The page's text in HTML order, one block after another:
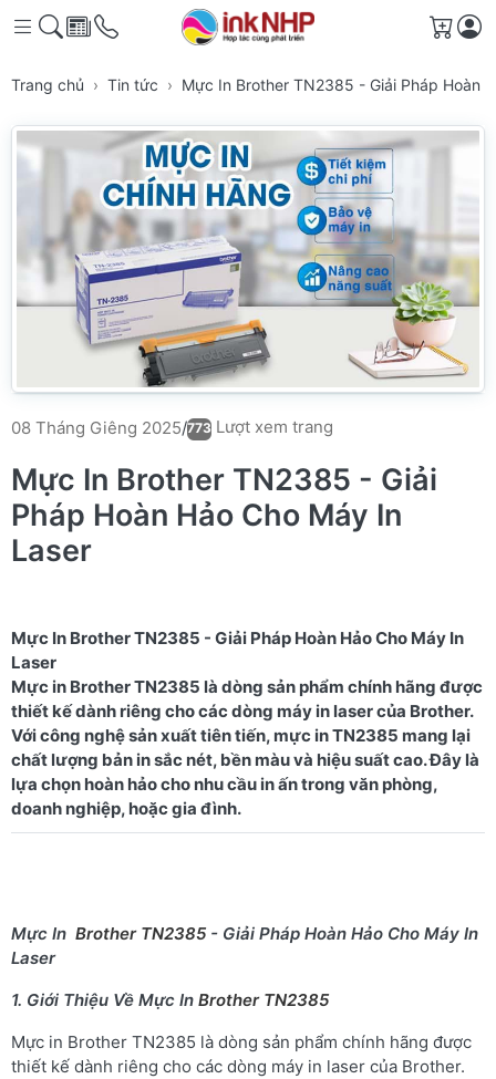
Giỏ
Trang chủ Tin tức Mực In Brother TN2385 - Giải Pháp Hoàn
08 Tháng Giêng 2025/773 Lượt xem trang
Mực In Brother TN2385 - Giải
Pháp Hoàn Hảo Cho Máy In
Laser
Mực In Brother TN2385 - Giải Pháp Hoàn Hảo Cho Máy In
Laser
Mực in Brother TN2385 là dòng sản phẩm chính hãng được
thiết kế dành riêng cho các dòng máy in laser của Brother.
Với công nghệ sản xuất tiên tiến, mực in TN2385 mang lại
chất lượng bản in sắc nét, bền màu và hiệu suất cao. Đây là
lựa chọn hoàn hảo cho nhu cầu in ấn trong văn phòng,
Mực In Brother TN2385- Giải Pháp Hoàn Hảo Cho Máy In
Laser
1. Giới Thiệu Về Mực In Brother TN2385
Mực in Brother TN2385 là dòng sản phẩm chính hãng được
thiết kế dành riêng cho các dòng máy in laser của Brother.